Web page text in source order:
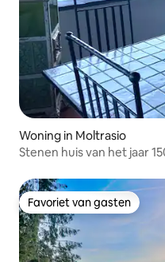
Woning in Moltrasio
Stenen huis van het jaar
Favoriet van gasten
Favoriet van gasten